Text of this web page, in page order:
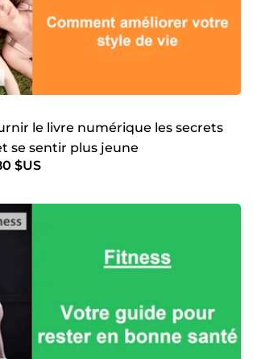
le livre numérique les secrets
se sentir plus jeune
$US